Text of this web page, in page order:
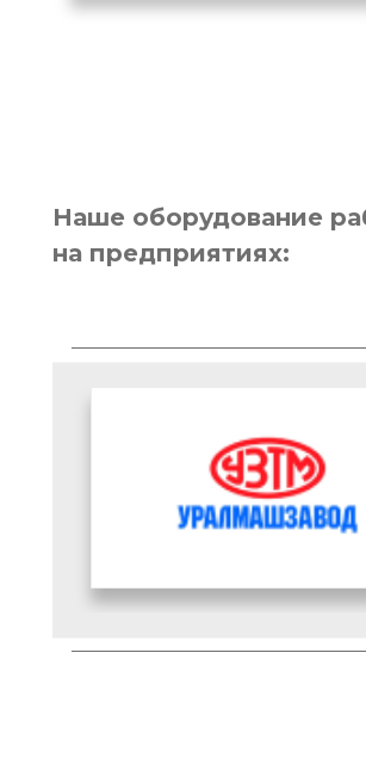
Наше оборудование
на предприятиях: